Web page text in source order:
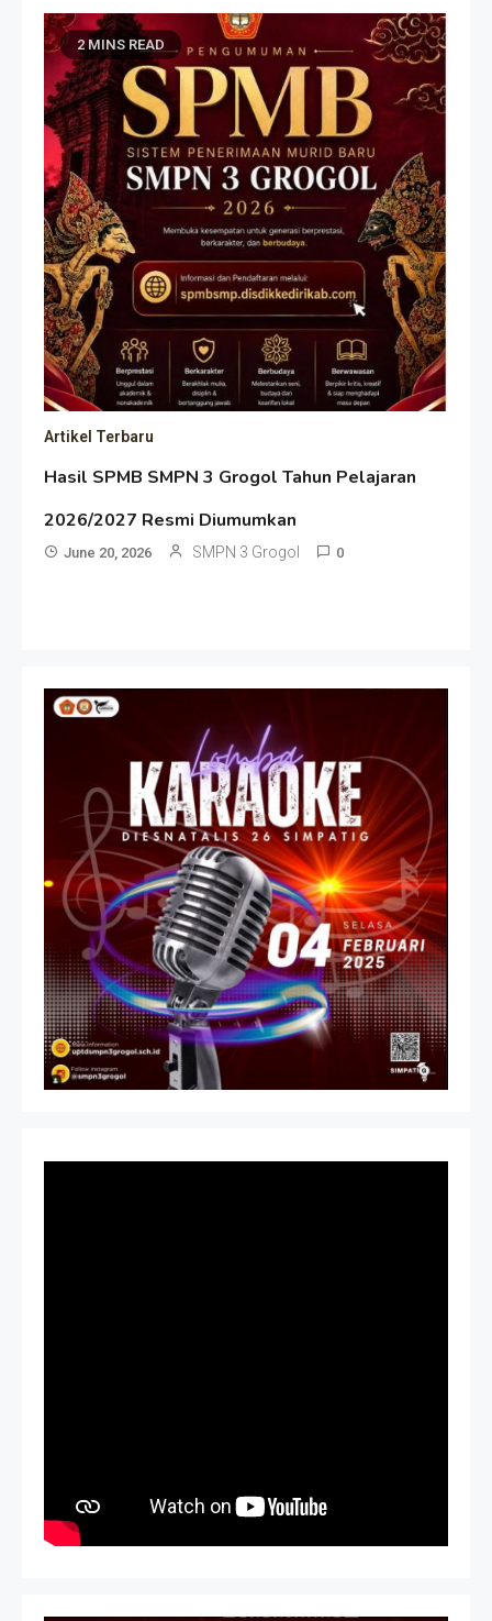
2 MINS READ
Artikel Terbaru
Hasil SPMB SMPN 3 Grogol Tahun Pelajaran
2026/2027 Resmi Diumumkan
June 20, 2026 SMPN 3 Grogol 0